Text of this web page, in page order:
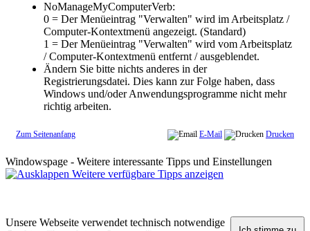
NoManageMyComputerVerb:
0 = Der Menüeintrag "Verwalten" wird im Arbeitsplatz /
Computer-Kontextmenü angezeigt. (Standard)
1 = Der Menüeintrag "Verwalten" wird vom Arbeitsplatz
/ Computer-Kontextmenü entfernt / ausgeblendet.
Ändern Sie bitte nichts anderes in der
Registrierungsdatei. Dies kann zur Folge haben, dass
Windows und/oder Anwendungsprogramme nicht mehr
richtig arbeiten.
Zum Seitenanfang E-Mail Drucken
Windowspage - Weitere interessante Tipps und Einstellungen
Weitere verfügbare Tipps anzeigen
Unsere Webseite verwendet technisch notwendige